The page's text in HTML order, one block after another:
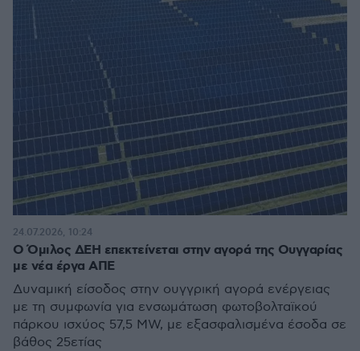
O Όμιλος ΔΕΗ επεκτείνεται στην αγορά της Ουγγαρίας
με νέα έργα ΑΠΕ
Δυναμική είσοδος στην ουγγρική αγορά ενέργειας
με τη συμφωνία για ενσωμάτωση φωτοβολταϊκού
πάρκου ισχύος 57,5 MW, με εξασφαλισμένα έσοδα σε
βάθος 25ετίας
24.07.2026, 10:24